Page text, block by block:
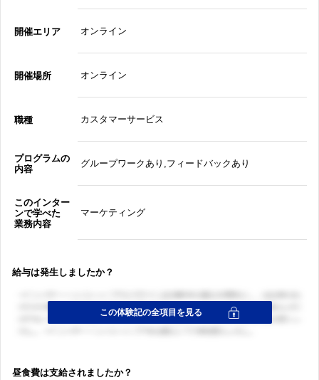
開催エリア オンライン
開催場所 オンライン
職種 カスタマーサービス
プログラムの
内容
グループワークあり,フィードバックあり
このインター
ンで学べた
業務内容
マーケティング
給与は発生しましたか？
昼食費は支給されましたか？